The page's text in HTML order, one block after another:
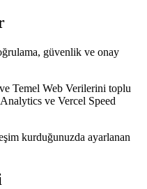
behind Final
güvenlik ve onay
Temel Web Verilerini toplu
ve Vercel Speed
kurduğunuzda ayarlanan